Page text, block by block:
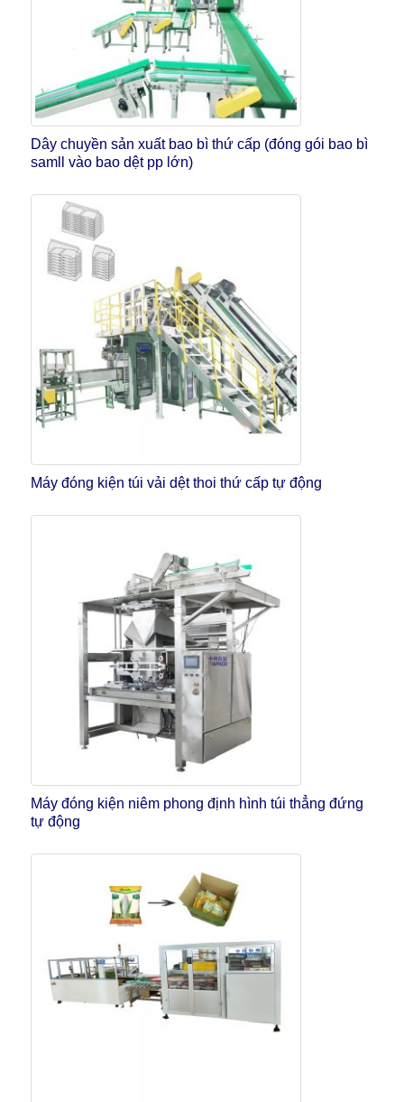
Dây chuyền sản xuất bao bì thứ cấp (đóng gói bao bì
samll vào bao dệt pp lớn)
Máy đóng kiện túi vải dệt thoi thứ cấp tự động
Máy đóng kiện niêm phong định hình túi thẳng đứng
tự động